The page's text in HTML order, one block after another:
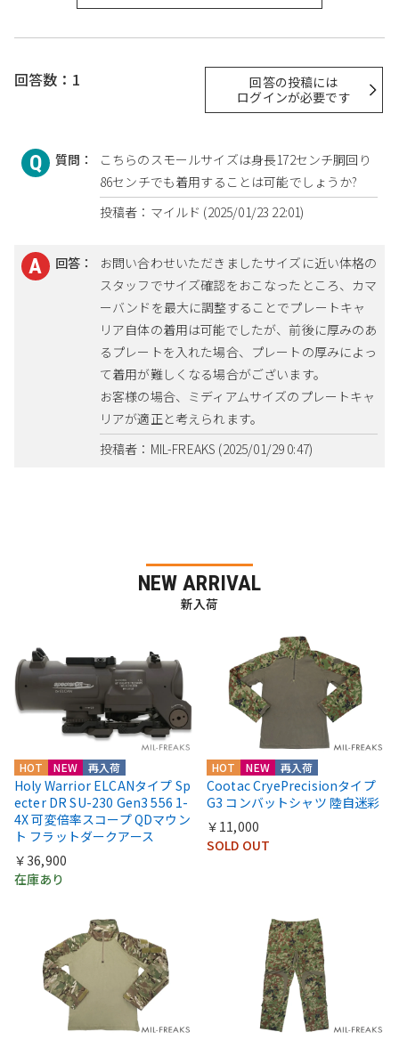
回答数：1
回答の投稿には
ログインが必要です
質問：
こちらのスモールサイズは身長172センチ胴回り
86センチでも着用することは可能でしょうか?
投稿者：マイルド (2025/01/23 22:01)
回答：
お問い合わせいただきましたサイズに近い体格の
スタッフでサイズ確認をおこなったところ、カマ
ーバンドを最大に調整することでプレートキャ
リア自体の着用は可能でしたが、前後に厚みのあ
るプレートを入れた場合、プレートの厚みによっ
て着用が難しくなる場合がございます。
お客様の場合、ミディアムサイズのプレートキャ
リアが適正と考えられます。
投稿者：MIL-FREAKS (2025/01/29 0:47)
NEW ARRIVAL
新入荷
HOT NEW 再入荷
Holy Warrior ELCANタイプ Sp
ecter DR SU-230 Gen3 556 1-
4X 可変倍率スコープ QDマウン
ト フラットダークアース
￥36,900
在庫あり
HOT NEW 再入荷
Cootac CryePrecisionタイプ
G3 コンバットシャツ 陸自迷彩
￥11,000
SOLD OUT